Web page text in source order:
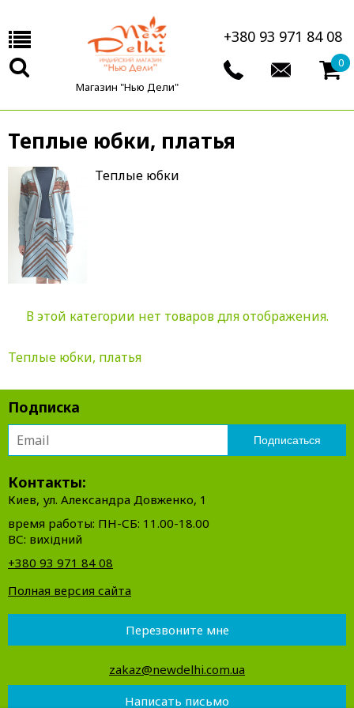
Магазин "Нью Дели"
+380 93 971 84 08
0
Теплые юбки, платья
Теплые юбки
В этой категории нет товаров для отображения.
Теплые юбки, платья
Подписка
Контакты:
Киев, ул. Александра Довженко, 1
время работы: ПН-СБ: 11.00-18.00
ВС: вихідний
+380 93 971 84 08
Полная версия сайта
Перезвоните мне
zakaz@newdelhi.com.ua
Написать письмо